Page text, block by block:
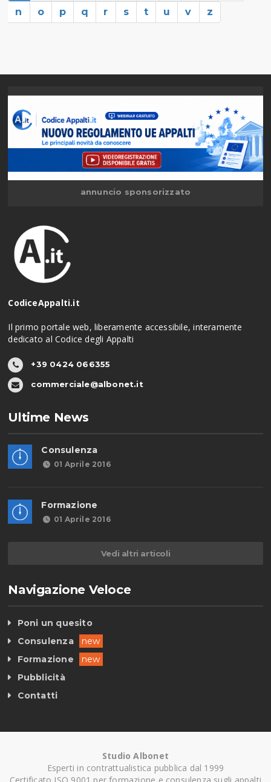
n
o p q r s t u v z
annuncio sponsorizzato
CodiceAppalti.it
Il primo portale web, liberamente accessibile, interamente
dedicato al Codice degli Appalti
+39 0424 066355
commerciale@albonet.it
Ultime News
Consulenza
01 Aprile 2016
Formazione
01 Aprile 2016
Vedi altri articoli
Navigazione Veloce
Poni un quesito
Consulenza
new
Formazione
new
Pubblicità
Contatti
Studio Albonet
Esperti in contrattualistica pubblica dal 1999